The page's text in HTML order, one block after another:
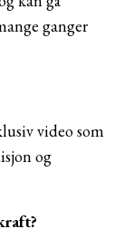
ganger
video som
og